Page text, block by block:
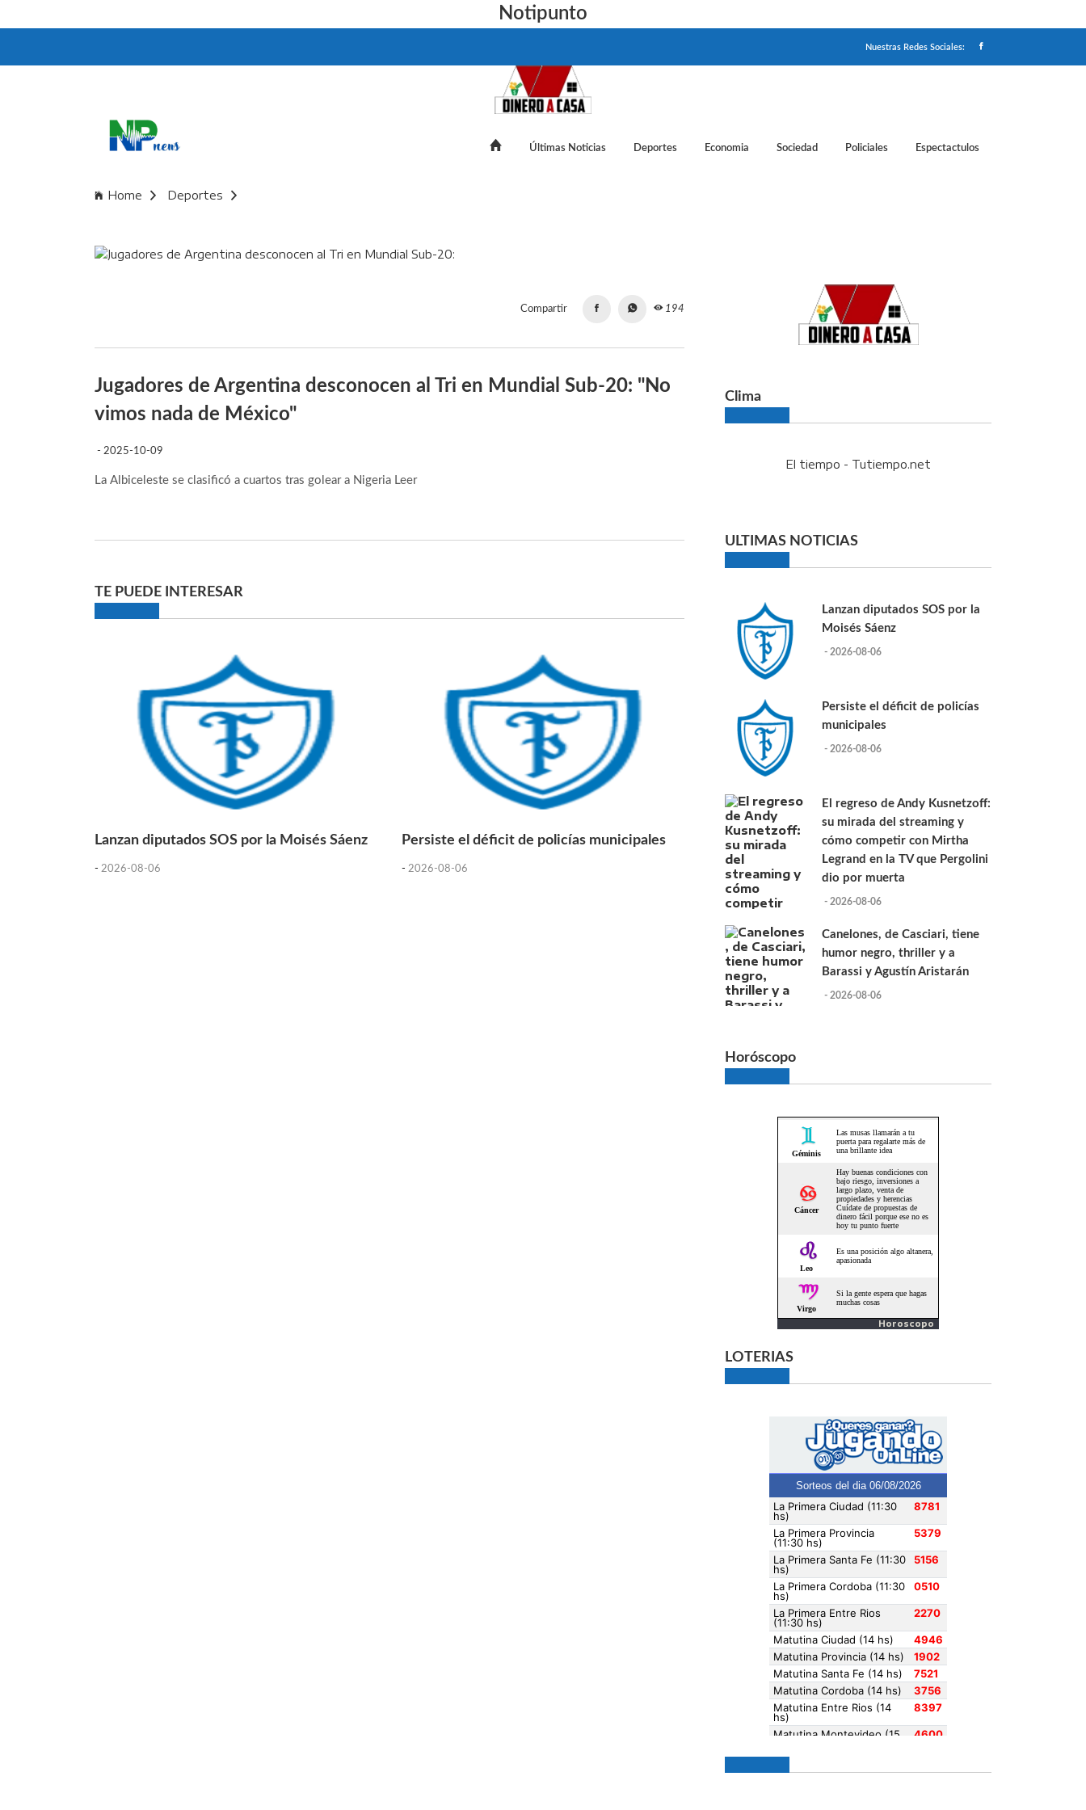
Notipunto
Nuestras Redes Sociales:
Últimas Noticias Deportes Economia Sociedad Policiales Espectactulos
Home Deportes
Compartir 194
Jugadores de Argentina desconocen al Tri en Mundial Sub-20: "No
vimos nada de México"
- 2025-10-09
La Albiceleste se clasificó a cuartos tras golear a Nigeria Leer
TE PUEDE INTERESAR
Lanzan diputados SOS por la Moisés Sáenz
- 2026-08-06
Persiste el déficit de policías municipales
- 2026-08-06
Clima
El tiempo - Tutiempo.net
ULTIMAS NOTICIAS
Lanzan diputados SOS por la
Moisés Sáenz
- 2026-08-06
Persiste el déficit de policías
municipales
- 2026-08-06
El regreso de Andy Kusnetzoff:
su mirada del streaming y
cómo competir con Mirtha
Legrand en la TV que Pergolini
dio por muerta
- 2026-08-06
Canelones, de Casciari, tiene
humor negro, thriller y a
Barassi y Agustín Aristarán
- 2026-08-06
Horóscopo
Horoscopo
LOTERIAS